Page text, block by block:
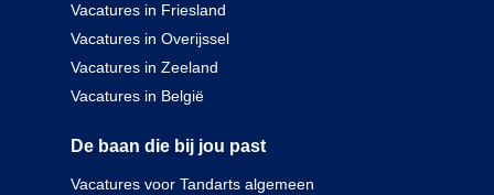
Vacatures in Friesland
Vacatures in Overijssel
Vacatures in Zeeland
Vacatures in België
De baan die bij jou past
Vacatures voor Tandarts algemeen